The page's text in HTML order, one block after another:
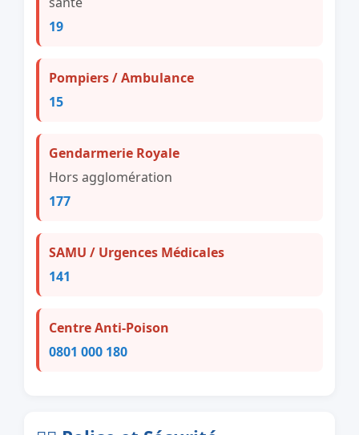
19
Pompiers / Ambulance
15
Gendarmerie Royale
Hors agglomération
177
SAMU / Urgences Médicales
141
Centre Anti-Poison
0801 000 180